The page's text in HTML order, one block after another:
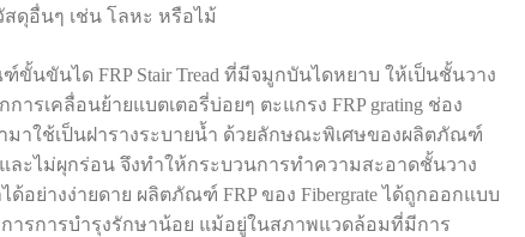
สดุอื่นๆ เช่น โลหะ หรือไม้
นขันได FRP Stair Tread ที่มีจมูกบันไดหยาบ ให้เป็นชั้นวาง
ารเคลื่อนย้ายแบตเตอรี่บ่อยๆ ตะแกรง FRP grating ช่อง
มาใช้เป็นฝารางระบายน้ำ ด้วยลักษณะพิเศษของผลิตภัณฑ์
และไม่ผุกร่อน จึงทำให้กระบวนการทำความสะอาดชั้นวาง
อย่างง่ายดาย ผลิตภัณฑ์ FRP ของ Fibergrate ได้ถูกออกแบบ
ารการบำรุงรักษาน้อย แม้อยู่ในสภาพแวดล้อมที่มีการ